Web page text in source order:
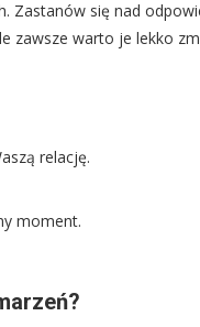
Zastanów się nad
warto je lekko
relację.
moment.